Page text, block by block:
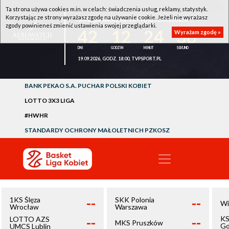
1KS ŚLĘZA WROCŁAW - LOTTO AZS UMCS LUBLIN
36
19.09.2026, GODZ. 18:00, TVPSPORT.PL
BANK PEKAO S.A. PUCHAR POLSKI KOBIET
LOTTO 3X3 LIGA
#HWHR
STANDARDY OCHRONY MAŁOLETNICH PZKOSZ
1KS Ślęza
Wrocław
--
LOTTO AZS
UMCS Lublin
--
SKK Polonia
Warszawa
--
MKS Pruszków --
Ta strona używa cookies m.in. w celach: świadczenia usług, reklamy, statystyk.
Korzystając ze strony wyrażasz zgodę na używanie cookie. Jeżeli nie wyrażasz
zgody powinieneś zmienić ustawienia swojej przeglądarki.
Wyrażam zgodę »